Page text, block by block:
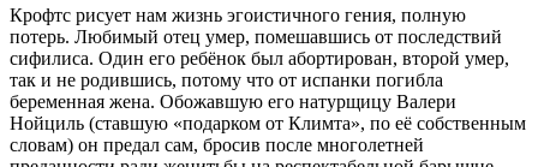
Крофтс рисует нам жизнь эгоистичного гения, полную
потерь. Любимый отец умер, помешавшись от последствий
сифилиса. Один его ребёнок был абортирован, второй умер,
так и не родившись, потому что от испанки погибла
беременная жена. Обожавшую его натурщицу Валери
Нойциль (ставшую «подарком от Климта», по её собственным
словам) он предал сам, бросив после многолетней